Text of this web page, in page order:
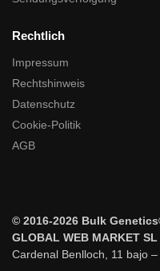
Rechtlich
Impressum
Rechtshinweis
Datenschutz
Cookie-Politik
AGB
© 2016-2026 Bulk
GLOBAL WEB MARKET SL
Cardenal Benlloch, 11 bajo